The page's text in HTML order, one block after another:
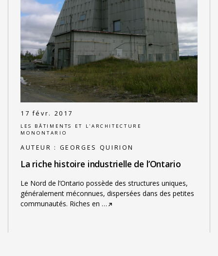
17 févr. 2017
LES BÂTIMENTS ET L'ARCHITECTURE
MONONTARIO
AUTEUR : GEORGES QUIRION
La riche histoire industrielle de l’Ontario
Le Nord de l’Ontario possède des structures uniques,
généralement méconnues, dispersées dans des petites
communautés. Riches en …